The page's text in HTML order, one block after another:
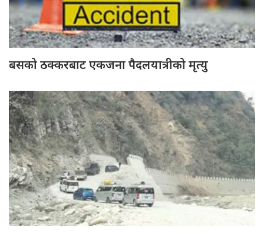
बसको ठक्करबाट एकजना पैदलयात्रीको मृत्यु